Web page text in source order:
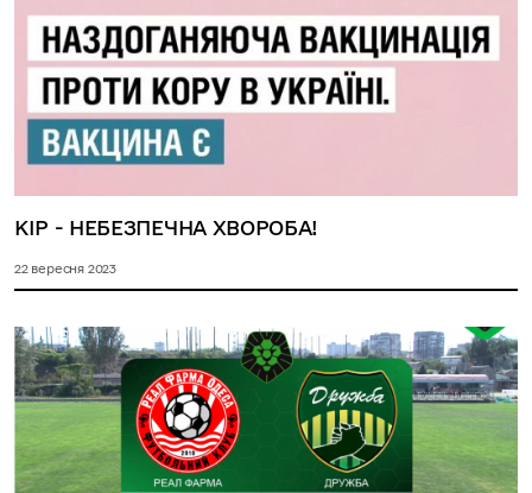
КІР - НЕБЕЗПЕЧНА ХВОРОБА!
22 вересня 2023